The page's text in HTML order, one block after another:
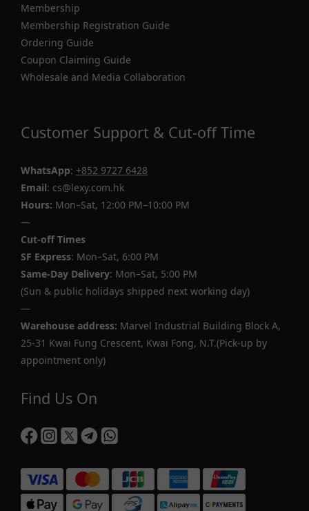
Membership
Membership Registration Guide
Ordering Guide
Coupon Claiming Guide
Wholesale and Media Collaboration
Customer Support & Cut-off Time
WhatsApp: +852 9727 6428
Email: cs@lexy.com.hk
Hours: Mon–Sat, 12:00 PM–10:00 PM
—
Cut-off Times
SF Express: Mon–Sat, 6:00 PM
Same-Day Delivery: Mon–Sat, 5:00 PM
(Sun & public holidays shipped next working day)
—
Warehouse address: Marvel Industrial Building Block A,
25-31 Kwai Fung Crescent, Kwai Fong, N.T.(Pick-up by
appointment only)
Find Us On